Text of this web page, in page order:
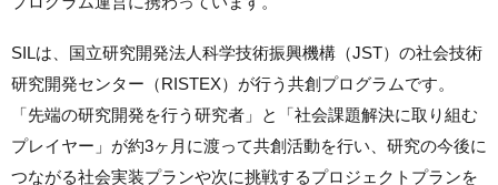
SILは、国立研究開発法人科学技術振興機構（JST）の社会技術
研究開発センター（RISTEX）が行う共創プログラムです。
「先端の研究開発を行う研究者」と「社会課題解決に取り組む
プレイヤー」が約3ヶ月に渡って共創活動を行い、研究の今後に
つながる社会実装プランや次に挑戦するプロジェクトプランを